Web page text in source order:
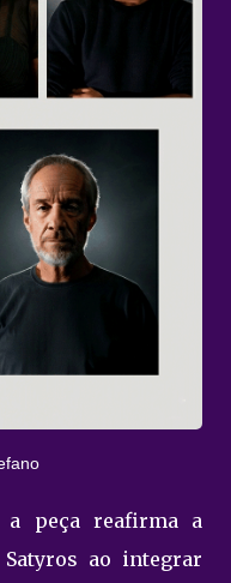
a peça reafirma a
ao integrar